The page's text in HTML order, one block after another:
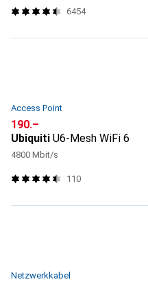
6454
Access Point
CHF
190.–
Ubiquiti U6-Mesh WiFi 6
4800 Mbit/s
110
Netzwerkkabel